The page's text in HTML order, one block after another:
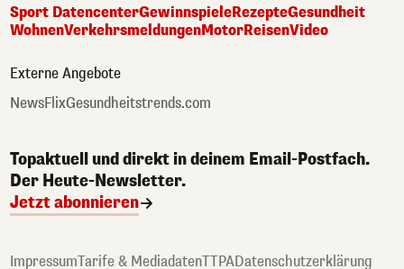
Sport DatencenterGewinnspieleRezepteGesundheit
WohnenVerkehrsmeldungenMotorReisenVideo
Externe Angebote
NewsFlixGesundheitstrends.com
Topaktuell und direkt in deinem Email-Postfach.
Der Heute-Newsletter.
Jetzt abonnieren
ImpressumTarife & MediadatenTTPADatenschutzerklärung